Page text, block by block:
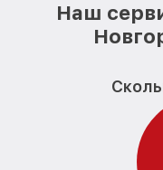
Замена двигателя
Наш